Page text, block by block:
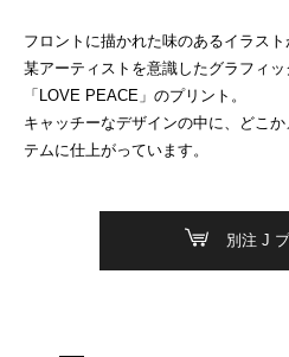
フロントに描かれた味のあるイラスト
某アーティストを意識したグラフィ
「LOVE PEACE」のプリント。
キャッチーなデザインの中に、どこ
テムに仕上がっています。
別注 J